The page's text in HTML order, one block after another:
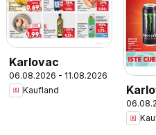
Karlovac
06.08.2026 - 11.08.2026
Kaufland